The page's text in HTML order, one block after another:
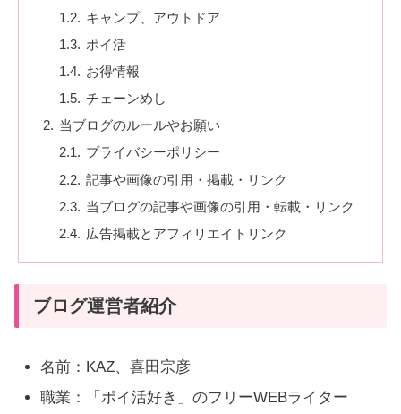
キャンプ、アウトドア
ポイ活
お得情報
チェーンめし
当ブログのルールやお願い
プライバシーポリシー
記事や画像の引用・掲載・リンク
当ブログの記事や画像の引用・転載・リンク
広告掲載とアフィリエイトリンク
ブログ運営者紹介
名前：KAZ、喜田宗彦
職業：「ポイ活好き」のフリーWEBライター